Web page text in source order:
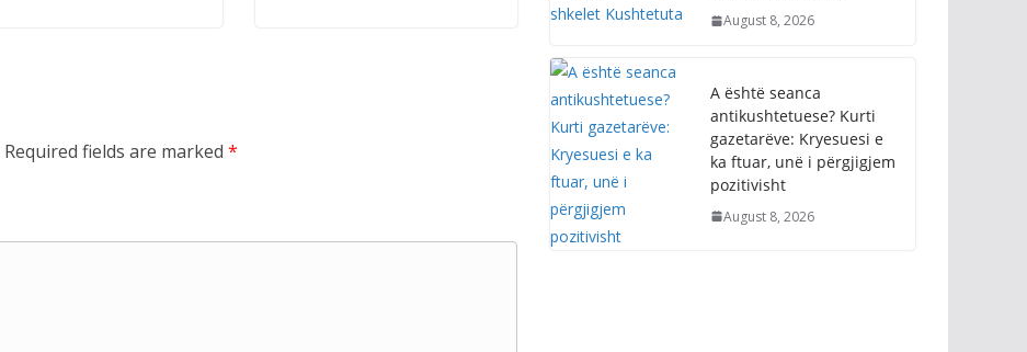
Required fields are marked *
August 8, 2026
A është seanca
antikushtetuese? Kurti
gazetarëve: Kryesuesi e
ka ftuar, unë i përgjigjem
pozitivisht
August 8, 2026